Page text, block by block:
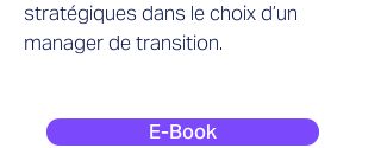
stratégiques dans le choix d’un
manager de transition.
E-Book